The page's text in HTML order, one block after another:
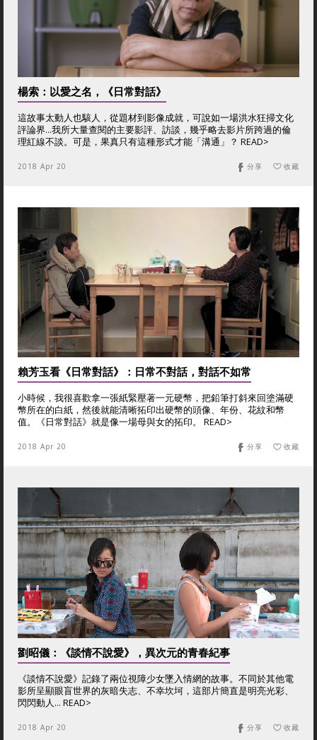
楊索：以愛之名，《日常對話》
這故事太動人也駭人，從題材到影像成就，可說如一場洪水狂掃文化
評論界...我所大量查閱的主要影評、訪談，幾乎略去影片所跨過的倫
理紅線不談。可是，果真只有這種形式才能「溝通」？ READ>
2018 Apr 20 收藏
分享
賴芳玉看《日常對話》：日常不對話，對話不如常
小時候，我很喜歡拿一張紙緊壓著一元硬幣，把鉛筆打斜來回塗滿硬
幣所在的白紙，然後就能清晰拓印出硬幣的頭像、年份、花紋和幣
值。《日常對話》就是像一場母與女的拓印。 READ>
2018 Apr 20 收藏
分享
劉昭儀：《談情不說愛》，異次元的青春紀事
《談情不說愛》記錄了兩位視障少女墜入情網的故事。不同於其他電
影所呈顯眼盲世界的灰暗失志、不幸坎坷，這部片簡直是明亮光彩、
閃閃動人… READ>
2018 Apr 20 收藏
分享